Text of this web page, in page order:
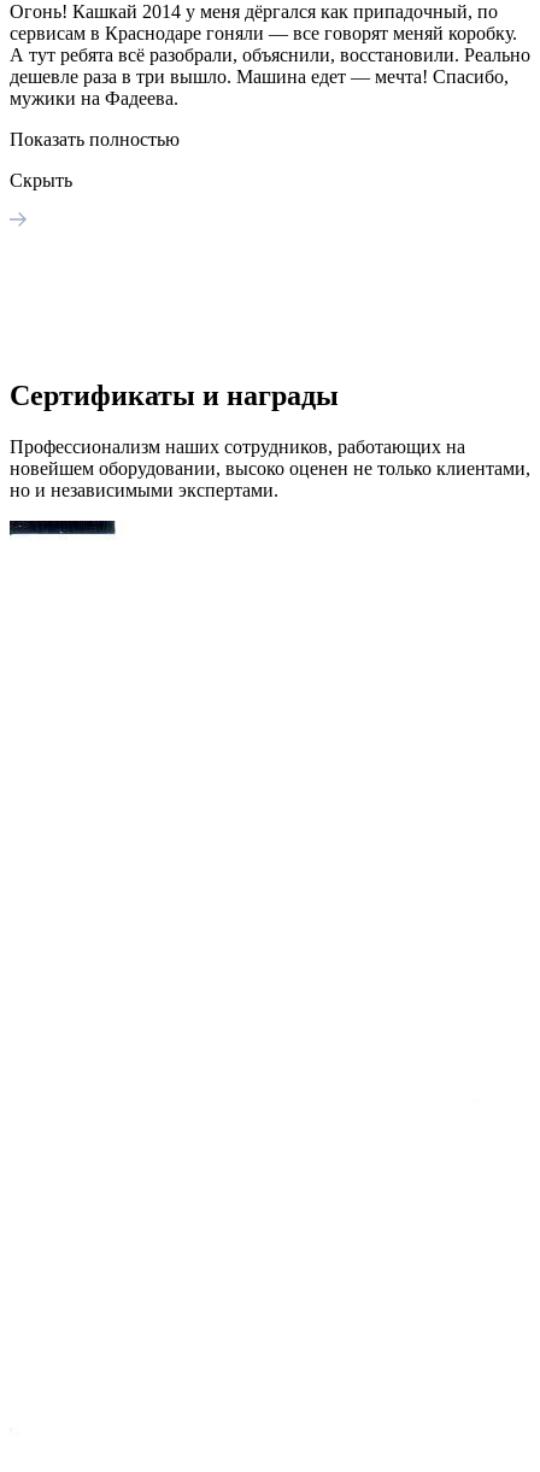
Огонь! Кашкай 2014 у меня дёргался как припадочный, по
сервисам в Краснодаре гоняли — все говорят меняй коробку.
А тут ребята всё разобрали, объяснили, восстановили. Реально
дешевле раза в три вышло. Машина едет — мечта! Спасибо,
мужики на Фадеева.
Показать полностью
Скрыть
Сертификаты и награды
Профессионализм наших сотрудников, работающих на
новейшем оборудовании, высоко оценен не только клиентами,
но и независимыми экспертами.